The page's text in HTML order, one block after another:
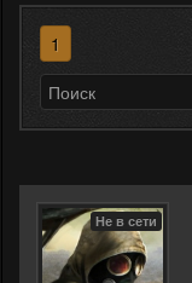
1
Не в сети